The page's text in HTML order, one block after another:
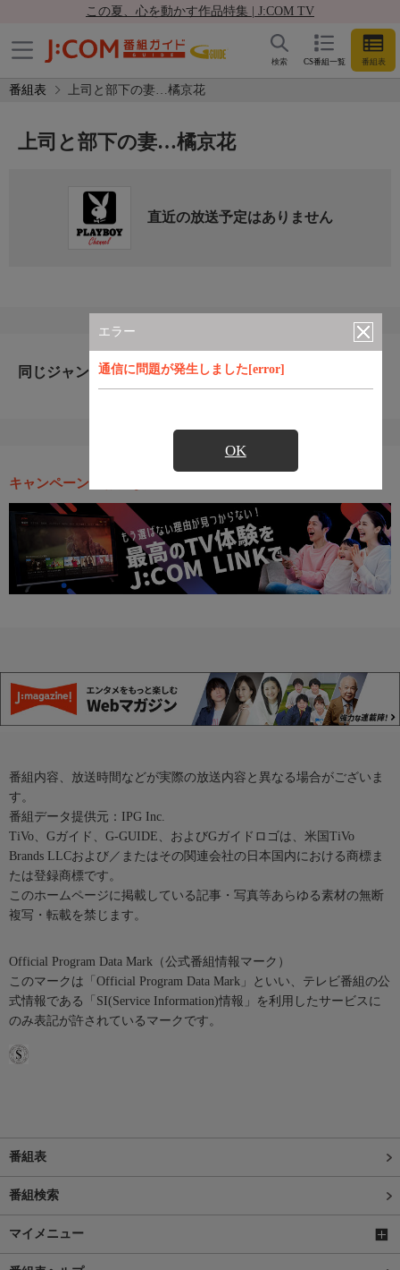
この夏、心を動かす作品特集 | J:COM TV
CS番組一覧 番組表
検索
番組表 上司と部下の妻…橘京花
エラー
通信に問題が発生しました[error]
OK
上司と部下の妻…橘京花
直近の放送予定はありません
同じジャンルのおすすめ番組
キャンペーン・お得な情報
番組内容、放送時間などが実際の放送内容と異なる場合がございま
す。
番組データ提供元：IPG Inc.
TiVo、Gガイド、G-GUIDE、およびGガイドロゴは、米国TiVo
Brands LLCおよび／またはその関連会社の日本国内における商標ま
たは登録商標です。
このホームページに掲載している記事・写真等あらゆる素材の無断
複写・転載を禁じます。
Official Program Data Mark（公式番組情報マーク）
このマークは「Official Program Data Mark」といい、テレビ番組の公
式情報である「SI(Service Information)情報」を利用したサービスに
のみ表記が許されているマークです。
番組表
番組検索
マイメニュー